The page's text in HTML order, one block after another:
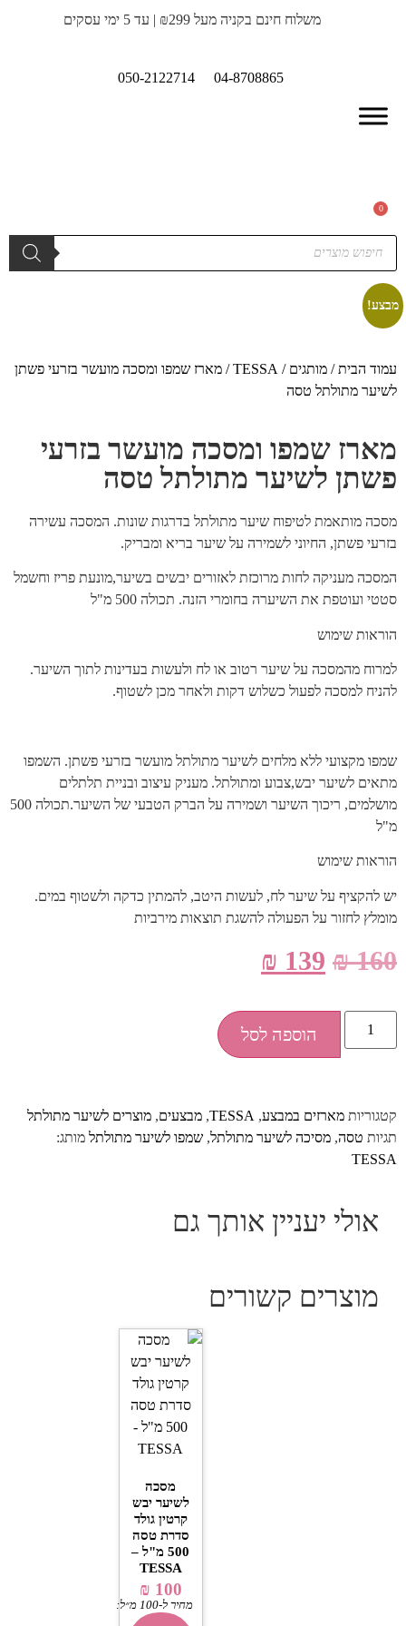
משלוח חינם בקניה מעל ₪299 | עד 5 ימי עסקים
04-8708865
050-2122714
0
מבצע!
עמוד הבית/ מותגים /
TESSA/ מארז שמפו ומסכה מועשר בזרעי פשתן
לשיער מתולתל טסה
מארז שמפו ומסכה מועשר בזרעי
פשתן לשיער מתולתל טסה
מסכה מותאמת לטיפוח שיער מתולתל בדרגות שונות. המסכה עשירה
בזרעי פשתן, החיוני לשמירה על שיער בריא ומבריק.
המסכה מעניקה לחות מרוכזת לאזורים יבשים בשיער,מונעת פריז וחשמל
סטטי ועוטפת את השיערה בחומרי הזנה. תכולה 500 מ"ל
הוראות שימוש
למרוח מהמסכה על שיער רטוב או לח ולעשות בעדינות לתוך השיער.
להניח למסכה לפעול כשלוש דקות ולאחר מכן לשטוף.
שמפו מקצועי ללא מלחים לשיער מתולתל מועשר בזרעי פשתן. השמפו
מתאים לשיער יבש,צבוע ומתולתל. מעניק עיצוב ובניית תלתלים
מושלמים, ריכוך השיער ושמירה על הברק הטבעי של השיער.תכולה 500
מ"ל
הוראות שימוש
יש להקציף על שיער לח, לעשות היטב, להמתין כדקה ולשטוף במים.
מומלץ לחזור על הפעולה להשגת תוצאות מירביות
₪160
₪ 139
הוספה לסל
קטגוריות מארזים במבצע,
TESSA
, מבצעים, מוצרים לשיער מתולתל
תגיות טסה, מסיכה לשיער מתולתל, שמפו לשיער מתולתל מותג:
TESSA
אולי יעניין אותך גם
מוצרים קשורים
מסכה
לשיער יבש
קרטין גולד
סדרת טסה
500 מ"ל –
TESSA
₪ 100
מחיר ל-100 מ״ל:
₪
20